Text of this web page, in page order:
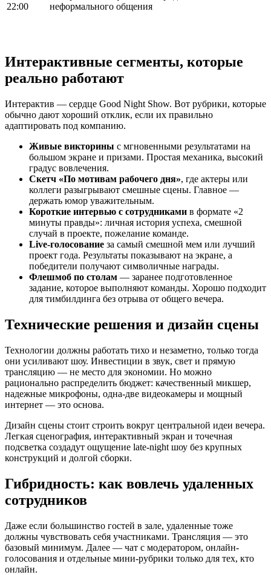
22:00
неформального общения
Интерактивные сегменты, которые
реально работают
Интерактив — сердце Good Night Show. Вот рубрики, которые
обычно дают хороший отклик, если их правильно
адаптировать под компанию.
Живые викторины с мгновенными результатами на
большом экране и призами. Простая механика, высокий
градус вовлечения.
Скетч «По мотивам рабочего дня», где актеры или
коллеги разыгрывают смешные сцены. Главное —
держать юмор уважительным.
Короткие интервью с сотрудниками в формате «2
минуты правды»: личная история успеха, смешной
случай в проекте, пожелание команде.
Live-голосование за самый смешной мем или лучший
проект года. Результаты показывают на экране, а
победители получают символичные награды.
Флешмоб по столам — заранее подготовленное
задание, которое выполняют команды. Хорошо подходит
для тимбилдинга без отрыва от общего вечера.
Технические решения и дизайн сцены
Технологии должны работать тихо и незаметно, только тогда
они усиливают шоу. Инвестиции в звук, свет и прямую
трансляцию — не место для экономии. Но можно
рационально распределить бюджет: качественный микшер,
надежные микрофоны, одна-две видеокамеры и мощный
интернет — это основа.
Дизайн сцены стоит строить вокруг центральной идеи вечера.
Легкая сценография, интерактивный экран и точечная
подсветка создадут ощущение late-night шоу без крупных
конструкций и долгой сборки.
Гибридность: как вовлечь удаленных
сотрудников
Даже если большинство гостей в зале, удаленные тоже
должны чувствовать себя участниками. Трансляция — это
базовый минимум. Далее — чат с модератором, онлайн-
голосования и отдельные мини-рубрики только для тех, кто
онлайн.